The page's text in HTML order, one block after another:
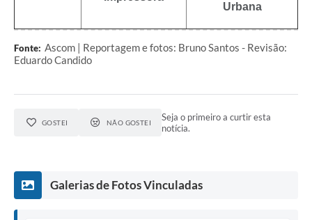
Urbana
Fonte: Ascom | Reportagem e fotos: Bruno Santos - Revisão:
Eduardo Candido
GOSTEI NÃO GOSTEI
Seja o primeiro a curtir esta
notícia.
Galerias de Fotos Vinculadas